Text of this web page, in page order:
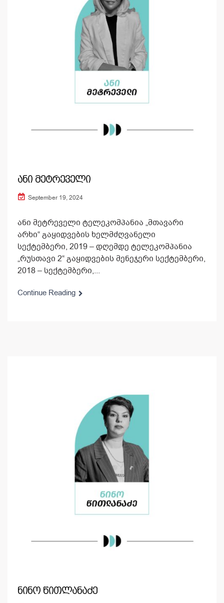
ანი მეტრეველი
September 19, 2024
ანი მეტრეველი ტელეკომპანია „მთავარი
არხი“ გაყიდვების ხელმძღვანელი
სექტემბერი, 2019 – დღემდე ტელეკომპანია
„რუსთავი 2“ გაყიდვების მენეჯერი სექტემბერი,
2018 – სექტემბერი,...
Continue Reading
ნინო წითლანაძე